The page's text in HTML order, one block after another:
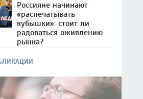
Россияне начинают
«распечатывать
кубышки»: стоит ли
радоваться оживлению
рынка?